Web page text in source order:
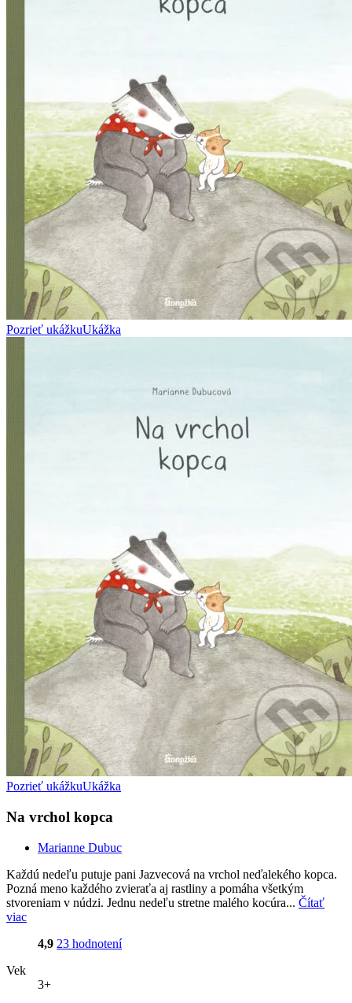
Pozrieť ukážkuUkážka
Pozrieť ukážkuUkážka
Na vrchol kopca
Marianne Dubuc
Každú nedeľu putuje pani Jazvecová na vrchol neďalekého kopca.
Pozná meno každého zvieraťa aj rastliny a pomáha všetkým
stvoreniam v núdzi. Jednu nedeľu stretne malého kocúra... Čítať
viac
4,9 23 hodnotení
Vek
3+